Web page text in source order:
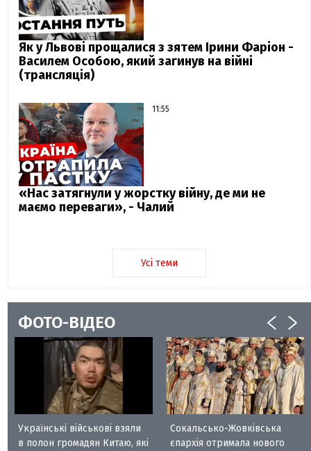
Як у Львові прощалися з зятем Ірини Фаріон -
Василем Особою, який загинув на війні
(трансляція)
11:55
«Нас затягнули у жорстку війну, де ми не
маємо переваги», - Чалий
Усі теми
ФОТО-ВІДЕО
Українські військові взяли
в полон громадян Китаю, які
Сокальсько-Жовківська
єпархія отримала нового